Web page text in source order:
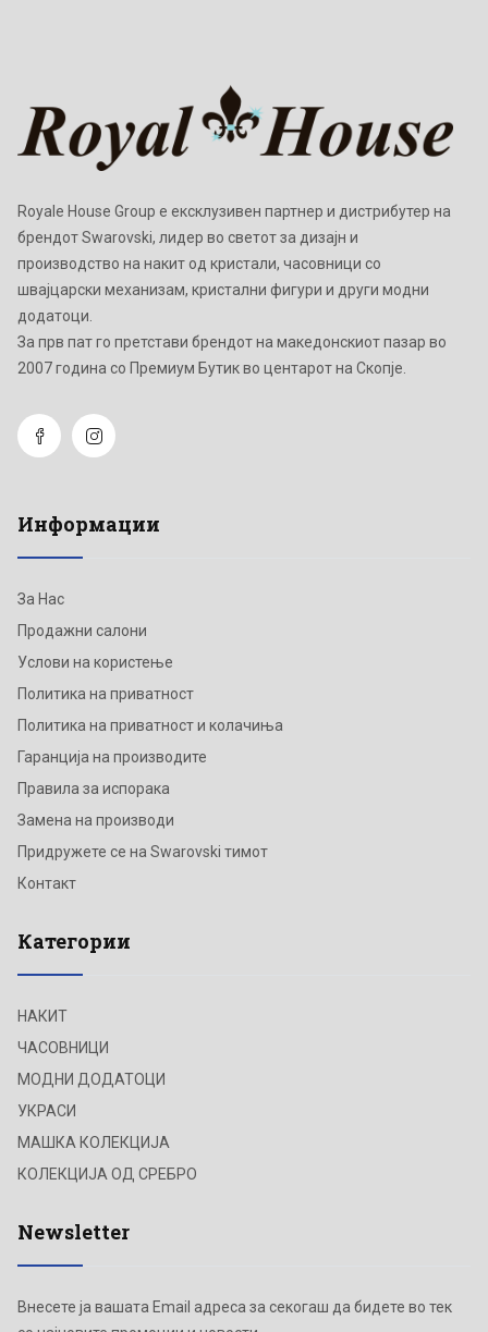
Royale House Group е ексклузивен партнер и дистрибутер на
брендот Swarovski, лидер во светот за дизајн и
производство на накит од кристали, часовници со
швајцарски механизам, кристални фигури и други модни
додатоци.
Зa прв пат го претстави брендот на македонскиот пазар во
2007 година со Премиум Бутик во центарот на Скопје.
Информации
За Нас
Продажни салони
Услови на користење
Политика на приватност
Политика на приватност и колачиња
Гаранција на производите
Правила за испорака
Замена на производи
Придружете се на Swarovski тимот
Контакт
Категории
НАКИТ
ЧАСОВНИЦИ
МОДНИ ДОДАТОЦИ
УКРАСИ
МАШКА КОЛЕКЦИЈА
КОЛЕКЦИЈА ОД СРЕБРО
Newsletter
Внесете ја вашата Email адреса за секогаш да бидете во тек